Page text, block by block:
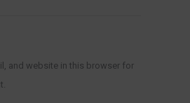
and website in this browser for